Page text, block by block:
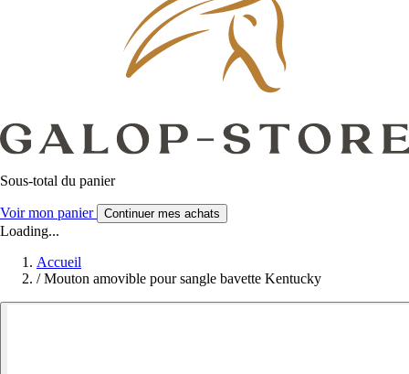
Sous-total du panier
Voir mon panier Continuer mes achats
Loading...
Accueil
/ Mouton amovible pour sangle bavette Kentucky